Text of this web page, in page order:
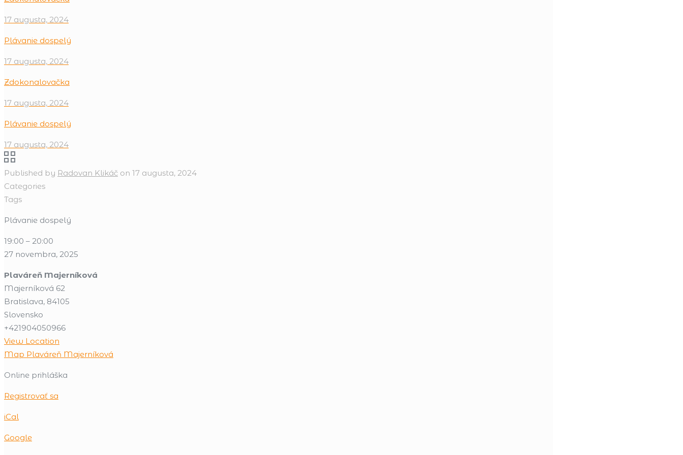
17 augusta, 2024
Plávanie dospelý
17 augusta, 2024
Zdokonalovačka
17 augusta, 2024
Plávanie dospelý
17 augusta, 2024
Published by Radovan Klikáč on 17 augusta, 2024
Categories
Tags
Plávanie dospelý
19:00 – 20:00
27 novembra, 2025
Plaváreň Majerníková
Majerníková 62
Bratislava, 84105
Slovensko
+421904050966
View Location
Map Plaváreň Majerníková
Online prihláška
Registrovať sa
iCal
Google